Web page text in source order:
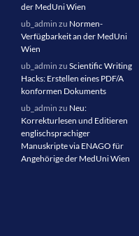
der MedUni Wien
ub_admin zu Normen-
Verfügbarkeit an der MedUni
Wien
ub_admin zu Scientific Writing
Hacks: Erstellen eines PDF/A
konformen Dokuments
ub_admin zu Neu:
Korrekturlesen und Editieren
englischsprachiger
Manuskripte via ENAGO für
Angehörige der MedUni Wien